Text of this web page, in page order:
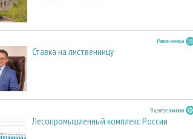
Регион номера
Ставка на лиственницу
В центре внимания
Лесопромышленный комплекс России